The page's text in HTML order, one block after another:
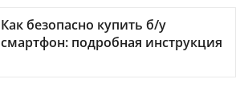
Как безопасно купить б/у
смартфон: подробная инструкция